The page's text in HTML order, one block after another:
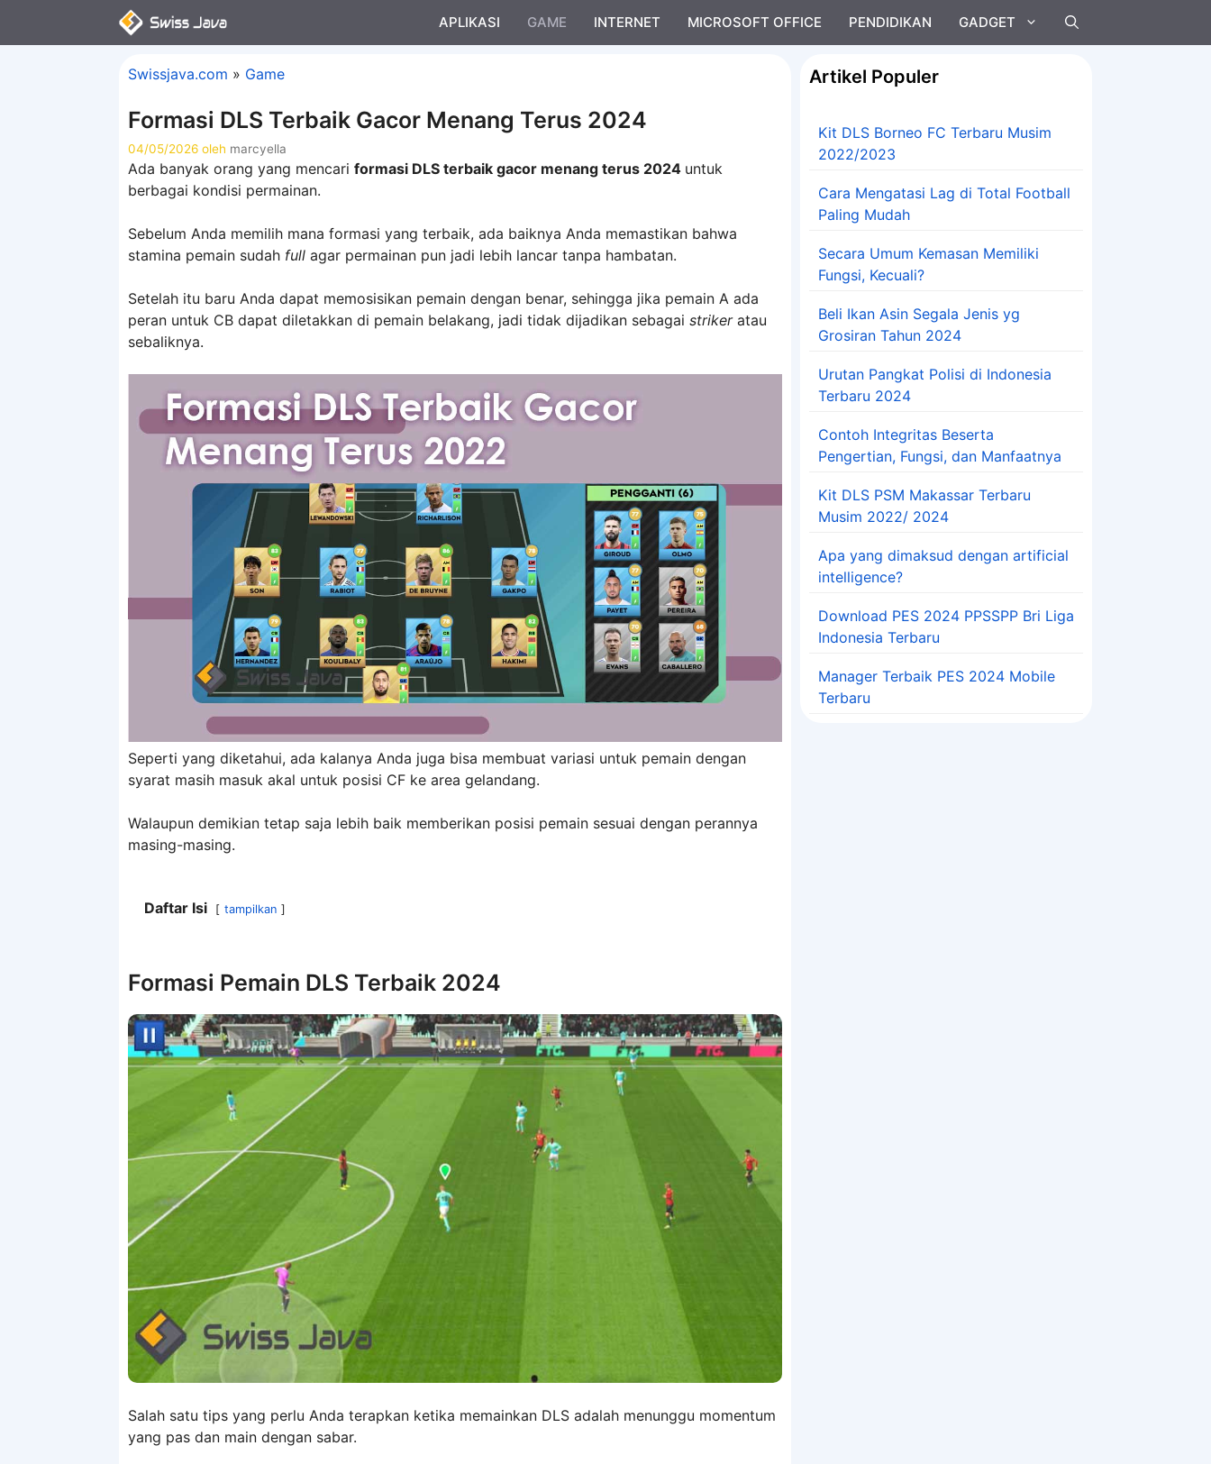
APLIKASI GAME INTERNET MICROSOFT OFFICE PENDIDIKAN GADGET
Swissjava.com » Game
Formasi DLS Terbaik Gacor Menang Terus 2024
04/05/2026 oleh marcyella
Ada banyak orang yang mencari formasi DLS terbaik gacor menang terus 2024 untuk
berbagai kondisi permainan.
Sebelum Anda memilih mana formasi yang terbaik, ada baiknya Anda memastikan bahwa
stamina pemain sudah full agar permainan pun jadi lebih lancar tanpa hambatan.
Setelah itu baru Anda dapat memosisikan pemain dengan benar, sehingga jika pemain A ada
peran untuk CB dapat diletakkan di pemain belakang, jadi tidak dijadikan sebagai strikeratau
sebaliknya.
Seperti yang diketahui, ada kalanya Anda juga bisa membuat variasi untuk pemain dengan
syarat masih masuk akal untuk posisi CF ke area gelandang.
Walaupun demikian tetap saja lebih baik memberikan posisi pemain sesuai dengan perannya
masing-masing.
Daftar Isi tampilkan
Formasi Pemain DLS Terbaik 2024
Salah satu tips yang perlu Anda terapkan ketika memainkan DLS adalah menunggu momentum
yang pas dan main dengan sabar.
Artikel Populer
Kit DLS Borneo FC Terbaru Musim
2022/2023
Cara Mengatasi Lag di Total Football
Paling Mudah
Secara Umum Kemasan Memiliki
Fungsi, Kecuali?
Beli Ikan Asin Segala Jenis yg
Grosiran Tahun 2024
Urutan Pangkat Polisi di Indonesia
Terbaru 2024
Contoh Integritas Beserta
Pengertian, Fungsi, dan Manfaatnya
Kit DLS PSM Makassar Terbaru
Musim 2022/ 2024
Apa yang dimaksud dengan artificial
intelligence?
Download PES 2024 PPSSPP Bri Liga
Indonesia Terbaru
Manager Terbaik PES 2024 Mobile
Terbaru